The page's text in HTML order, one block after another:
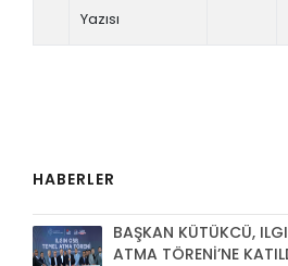
Yazısı
HABERLER
BAŞKAN KÜTÜKCÜ,
ATMA TÖRENİ’NE